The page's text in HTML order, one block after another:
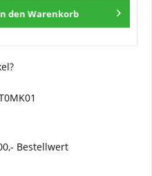
den Warenkorb
Bestellwert